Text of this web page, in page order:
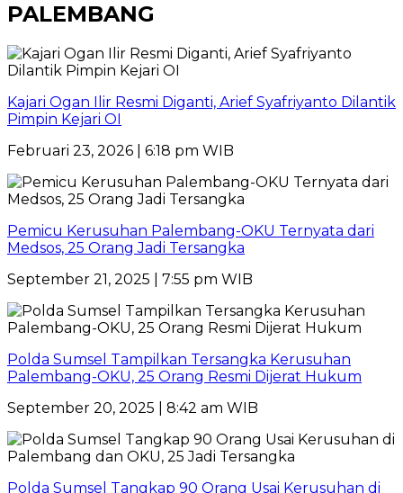
PALEMBANG
Kajari Ogan Ilir Resmi Diganti, Arief Syafriyanto Dilantik
Pimpin Kejari OI
Februari 23, 2026 | 6:18 pm WIB
Pemicu Kerusuhan Palembang-OKU Ternyata dari
Medsos, 25 Orang Jadi Tersangka
September 21, 2025 | 7:55 pm WIB
Polda Sumsel Tampilkan Tersangka Kerusuhan
Palembang-OKU, 25 Orang Resmi Dijerat Hukum
September 20, 2025 | 8:42 am WIB
Polda Sumsel Tangkap 90 Orang Usai Kerusuhan di